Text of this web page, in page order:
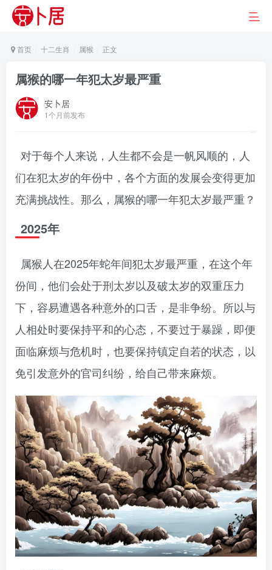
首页 十二生肖 属猴 正文
属猴的哪一年犯太岁最严重
安卜居
1个月前发布
对于每个人来说，人生都不会是一帆风顺的，人
们在犯太岁的年份中，各个方面的发展会变得更加
充满挑战性。那么，属猴的哪一年犯太岁最严重？
2025年
属猴人在2025年蛇年间犯太岁最严重，在这个年
份间，他们会处于刑太岁以及破太岁的双重压力
下，容易遭遇各种意外的口舌，是非争纷。所以与
人相处时要保持平和的心态，不要过于暴躁，即便
面临麻烦与危机时，也要保持镇定自若的状态，以
免引发意外的官司纠纷，给自己带来麻烦。